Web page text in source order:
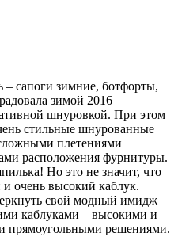
сапоги зимние, ботфорты,
зимой 2016
шнуровкой. При этом
стильные шнурованные
плетениями
расположения фурнитуры.
Но это не значит, что
и очень высокий каблук.
свой модный имидж
каблуками – высокими и
прямоугольными решениями.